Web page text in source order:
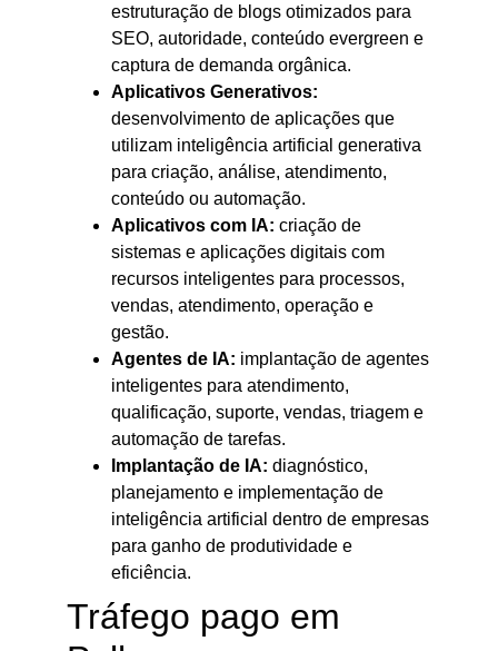
estruturação de blogs otimizados para
SEO, autoridade, conteúdo evergreen e
captura de demanda orgânica.
Aplicativos Generativos:
desenvolvimento de aplicações que
utilizam inteligência artificial generativa
para criação, análise, atendimento,
conteúdo ou automação.
Aplicativos com IA: criação de
sistemas e aplicações digitais com
recursos inteligentes para processos,
vendas, atendimento, operação e
gestão.
Agentes de IA: implantação de agentes
inteligentes para atendimento,
qualificação, suporte, vendas, triagem e
automação de tarefas.
Implantação de IA: diagnóstico,
planejamento e implementação de
inteligência artificial dentro de empresas
para ganho de produtividade e
eficiência.
Tráfego pago em